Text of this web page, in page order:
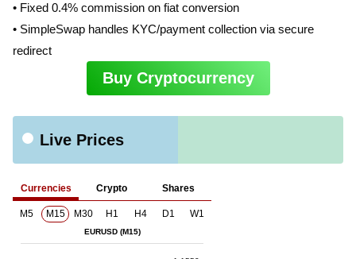
• Fixed 0.4% commission on fiat conversion
• SimpleSwap handles KYC/payment collection via secure
redirect
Buy Cryptocurrency
Live Prices